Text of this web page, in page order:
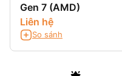
Gen 7 (AMD)
Liên hệ
So sánh